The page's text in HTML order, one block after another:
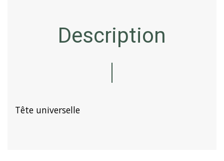
Description
Tête universelle